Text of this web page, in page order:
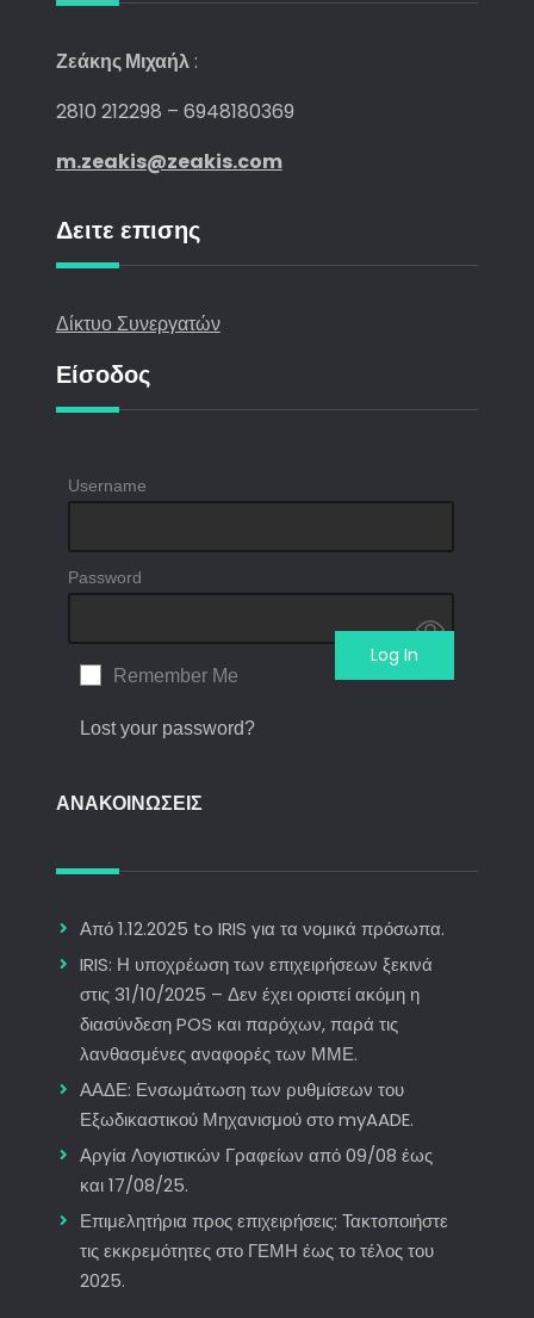
Ζεάκης Μιχαήλ:
2810 212298 – 6948180369
m.zeakis@zeakis.com
Δειτε επισης
Δίκτυο Συνεργατών
Είσοδος
Username
Password
Remember Me
Lost your password?
ΑΝΑΚΟΙΝΩΣΕΙΣ
Από 1.12.2025 to IRIS για τα νομικά πρόσωπα.
IRIS: Η υποχρέωση των επιχειρήσεων ξεκινά
στις 31/10/2025 – Δεν έχει οριστεί ακόμη η
διασύνδεση POS και παρόχων, παρά τις
λανθασμένες αναφορές των ΜΜΕ.
ΑΑΔΕ: Ενσωμάτωση των ρυθμίσεων του
Εξωδικαστικού Μηχανισμού στο myAADE.
Αργία Λογιστικών Γραφείων από 09/08 έως
και 17/08/25.
Επιμελητήρια προς επιχειρήσεις: Τακτοποιήστε
τις εκκρεμότητες στο ΓΕΜΗ έως το τέλος του
2025.